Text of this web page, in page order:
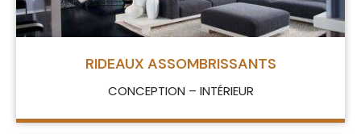
RIDEAUX ASSOMBRISSANTS
CONCEPTION – INTÉRIEUR